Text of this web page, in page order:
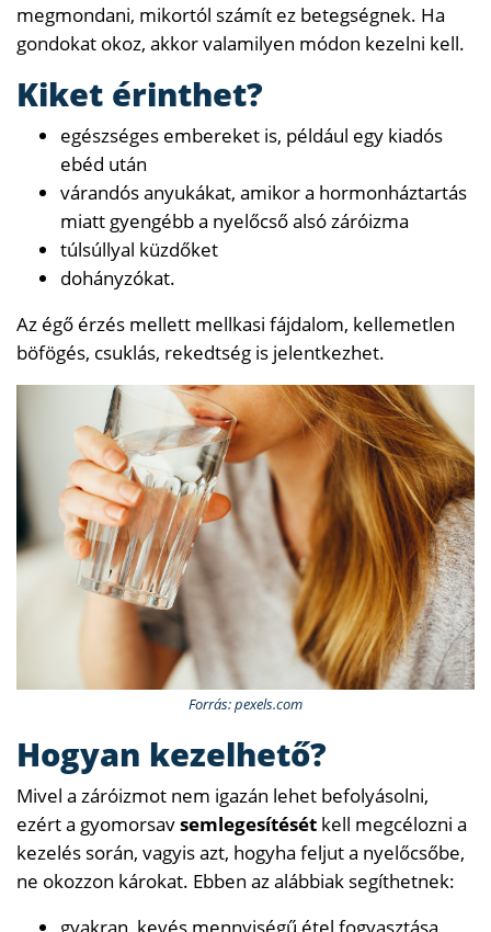
megmondani, mikortól számít ez betegségnek. Ha
gondokat okoz, akkor valamilyen módon kezelni kell.
Kiket érinthet?
egészséges embereket is, például egy kiadós
ebéd után
várandós anyukákat, amikor a hormonháztartás
miatt gyengébb a nyelőcső alsó záróizma
túlsúllyal küzdőket
dohányzókat.
Az égő érzés mellett mellkasi fájdalom, kellemetlen
böfögés, csuklás, rekedtség is jelentkezhet.
Forrás: pexels.com
Hogyan kezelhető?
Mivel a záróizmot nem igazán lehet befolyásolni,
ezért a gyomorsavsemlegesítését kell megcélozni a
kezelés során, vagyis azt, hogyha feljut a nyelőcsőbe,
ne okozzon károkat. Ebben az alábbiak segíthetnek: